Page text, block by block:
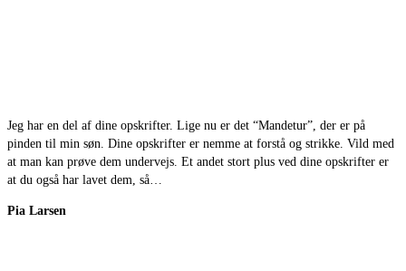
Jeg har en del af dine opskrifter. Lige nu er det “Mandetur”, der er på
pinden til min søn. Dine opskrifter er nemme at forstå og strikke. Vild med
at man kan prøve dem undervejs. Et andet stort plus ved dine opskrifter er
at du også har lavet dem, så…
Pia Larsen